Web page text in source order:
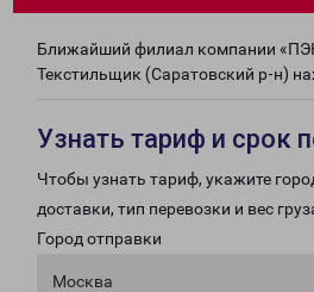
Ближайший филиал компании
Текстильщик (Саратовский р-н)
Узнать тариф и срок
Чтобы узнать тариф, укажите
доставки, тип перевозки и вес
Город отправки
Москва